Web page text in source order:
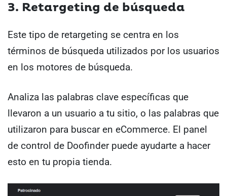
3. Retargeting de búsqueda
Este tipo de retargeting se centra en los
términos de búsqueda utilizados por los usuarios
en los motores de búsqueda.
Analiza las palabras clave específicas que
llevaron a un usuario a tu sitio, o las palabras que
utilizaron para buscar en eCommerce. El panel
de control de Doofinder puede ayudarte a hacer
esto en tu propia tienda.